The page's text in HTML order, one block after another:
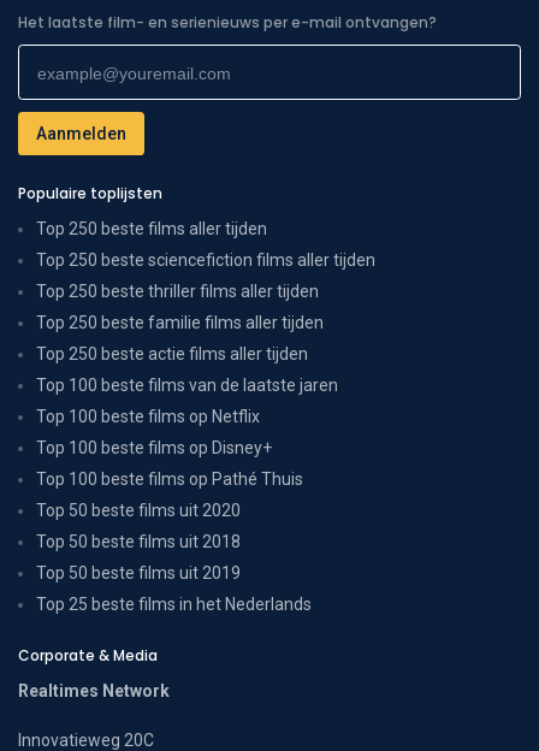
Het laatste film- en serienieuws per e-mail ontvangen?
Populaire toplijsten
Top 250 beste films aller tijden
Top 250 beste sciencefiction films aller tijden
Top 250 beste thriller films aller tijden
Top 250 beste familie films aller tijden
Top 250 beste actie films aller tijden
Top 100 beste films van de laatste jaren
Top 100 beste films op Netflix
Top 100 beste films op Disney+
Top 100 beste films op Pathé Thuis
Top 50 beste films uit 2020
Top 50 beste films uit 2018
Top 50 beste films uit 2019
Top 25 beste films in het Nederlands
Corporate & Media
Realtimes Network
Innovatieweg 20C